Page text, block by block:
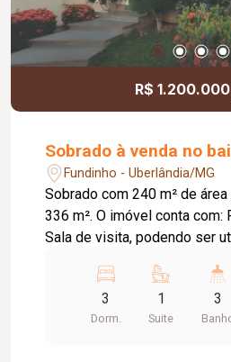
R$
Sobrado à venda no
Fundinho - Uberlândia/MG
Sobrado com 240 m² de área
336 m². O imóvel conta com: Pavimento principal:
Sala de visita, podendo ser
jardim; Sala de TV com
condicionado; Sala de jantar
Cozinha planejada com coifa;
3
Dorm.
1
Suite
3